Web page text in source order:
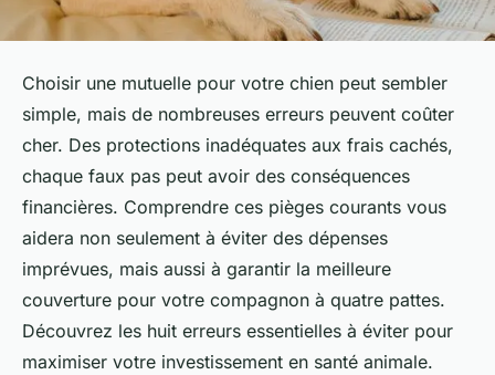
Choisir une mutuelle pour votre chien peut sembler
simple, mais de nombreuses erreurs peuvent coûter
cher. Des protections inadéquates aux frais cachés,
chaque faux pas peut avoir des conséquences
financières. Comprendre ces pièges courants vous
aidera non seulement à éviter des dépenses
imprévues, mais aussi à garantir la meilleure
couverture pour votre compagnon à quatre pattes.
Découvrez les huit erreurs essentielles à éviter pour
maximiser votre investissement en santé animale.